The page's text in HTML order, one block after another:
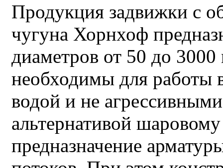
Продукция задвижки с
чугуна Хорнхоф
диаметров от 50 до
необходимы для работы
водой и не
альтернативой
предназначение